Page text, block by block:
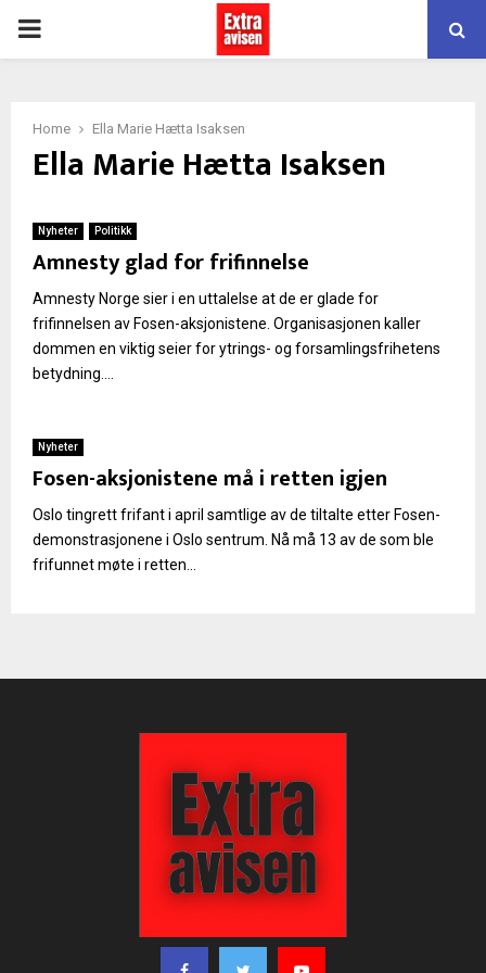
PRIMARY
Home Ella Marie Hætta Isaksen
Ella Marie Hætta Isaksen
Nyheter Politikk
Amnesty glad for frifinnelse
Amnesty Norge sier i en uttalelse at de er glade for
frifinnelsen av Fosen-aksjonistene. Organisasjonen kaller
dommen en viktig seier for ytrings- og forsamlingsfrihetens
betydning....
Nyheter
Fosen-aksjonistene må i retten igjen
Oslo tingrett frifant i april samtlige av de tiltalte etter Fosen-
demonstrasjonene i Oslo sentrum. Nå må 13 av de som ble
frifunnet møte i retten...